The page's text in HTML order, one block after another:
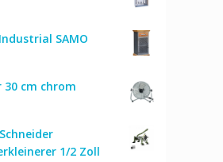
SAMO
cm chrom
1/2 Zoll